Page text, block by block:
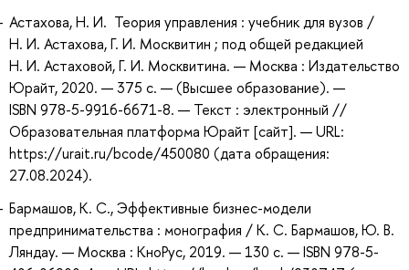
Астахова, Н. И. Теория управления : учебник для вузов /
Н. И. Астахова, Г. И. Москвитин ; под общей редакцией
Н. И. Астаховой, Г. И. Москвитина. — Москва : Издательство
Юрайт, 2020. — 375 с. — (Высшее образование). —
ISBN 978-5-9916-6671-8. — Текст : электронный //
Образовательная платформа Юрайт [сайт]. — URL:
https://urait.ru/bcode/450080 (дата обращения:
27.08.2024).
Бармашов, К. С., Эффективные бизнес-модели
предпринимательства : монография / К. С. Бармашов, Ю. В.
Ляндау. — Москва : КноРус, 2019. — 130 с. — ISBN 978-5-